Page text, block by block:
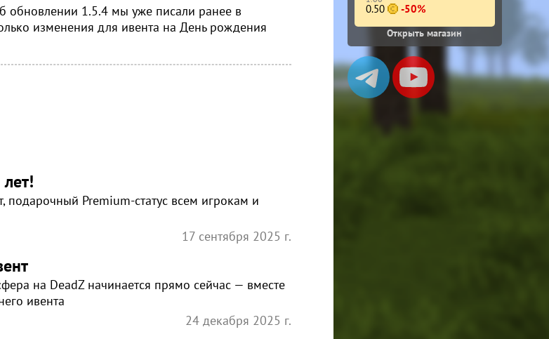
обновлении 1.5.4 мы уже писали ранее в
изменения для ивента на День рождения
подарочный Premium-статус всем игрокам и
17 сентября 2025 г.
на DeadZ начинается прямо сейчас — вместе
ивента
24 декабря 2025 г.
0.50 -50%
Открыть магазин